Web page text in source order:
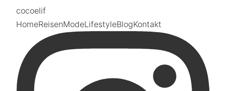
cocoelif
HomeReisenModeLifestyleBlogKontakt